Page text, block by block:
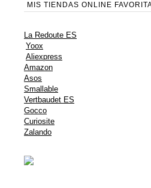
MIS TIENDAS ONLINE
La Redoute ES
Yoox
Aliexpress
Amazon
Asos
Smallable
Vertbaudet ES
Gocco
Curiosite
Zalando